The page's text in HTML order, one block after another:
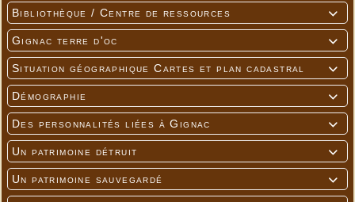

Bibliothèque / Centre de ressources

Gignac terre d'oc

Situation géographique Cartes et plan cadastral

Démographie

Des personnalités liées à Gignac

Un patrimoine détruit

Un patrimoine sauvegardé